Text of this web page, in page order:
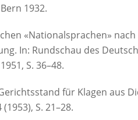
1932.
«Nationalsprachen»
In: Rundschau des
S. 36–48.
für Klagen aus
(1953), S. 21–28.